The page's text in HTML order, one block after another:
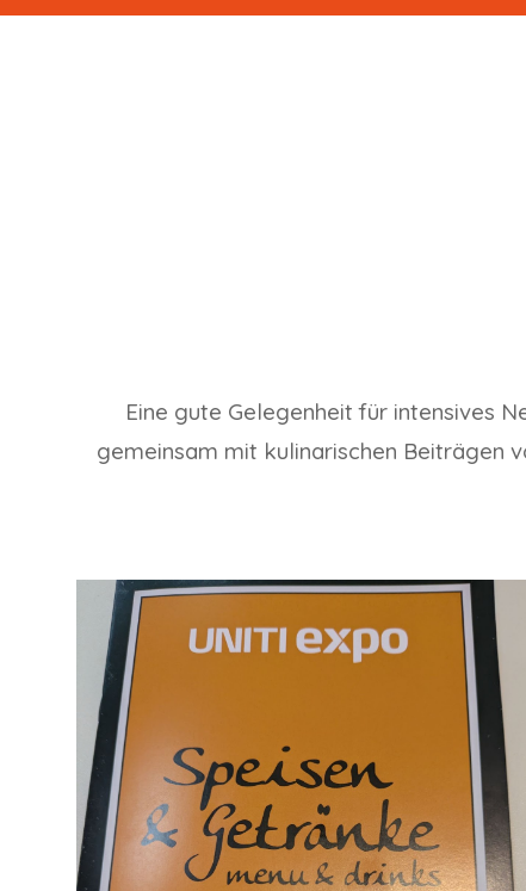
Eine gute Gelegenheit für intensives
gemeinsam mit kulinarischen Beiträgen